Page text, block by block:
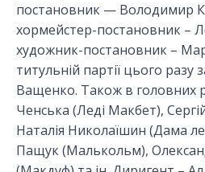
постановник — Володимир
хормейстер-постановник –
художник-постановник –
титульній партії цього разу
Ващенко. Також в головних
Ченська (Леді Макбет),
Наталія Николаїшин (Дама
Пащук (Малькольм),